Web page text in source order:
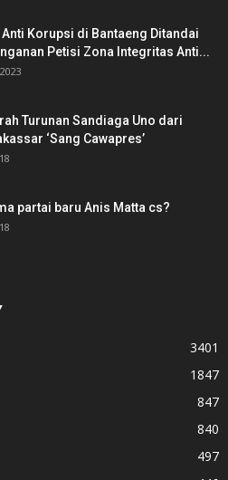
Anti Korupsi di Bantaeng Ditandai
Petisi Zona Integritas Anti...
Turunan Sandiaga Uno dari
‘Sang Cawapres’
partai baru Anis Matta cs?
3401
1847
847
840
497